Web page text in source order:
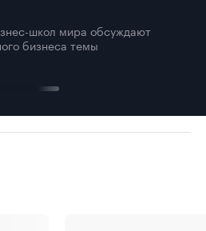
школ мира обсуждают
бизнеса темы